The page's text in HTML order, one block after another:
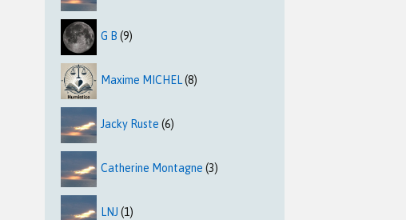
G B (9)
Maxime MICHEL(8)
Jacky Ruste (6)
Catherine Montagne (3)
LNJ (1)